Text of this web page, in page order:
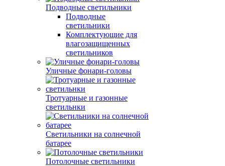
Подводные светильники
Подводные
светильники
Комплектующие для
влагозащищенных
светильников
Уличные фонари-головы
Тротуарные и газонные
светильнки
Светильники на солнечной
батарее
Потолочные светильники